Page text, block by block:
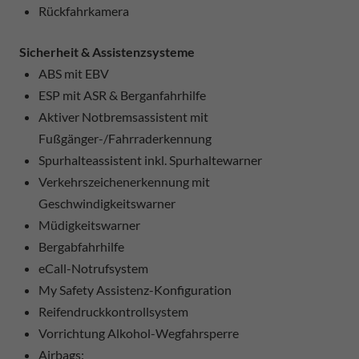
Rückfahrkamera
Sicherheit & Assistenzsysteme
ABS mit EBV
ESP mit ASR & Berganfahrhilfe
Aktiver Notbremsassistent mit
Fußgänger-/Fahrraderkennung
Spurhalteassistent inkl. Spurhaltewarner
Verkehrszeichenerkennung mit
Geschwindigkeitswarner
Müdigkeitswarner
Bergabfahrhilfe
eCall-Notrufsystem
My Safety Assistenz-Konfiguration
Reifendruckkontrollsystem
Vorrichtung Alkohol-Wegfahrsperre
Airbags: